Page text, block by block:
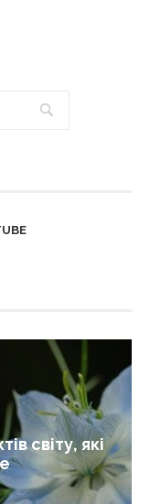
світу, які